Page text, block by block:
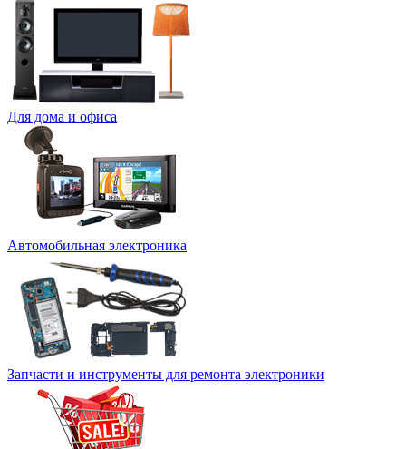
Для дома и офиса
Автомобильная электроника
Запчасти и инструменты для ремонта электроники